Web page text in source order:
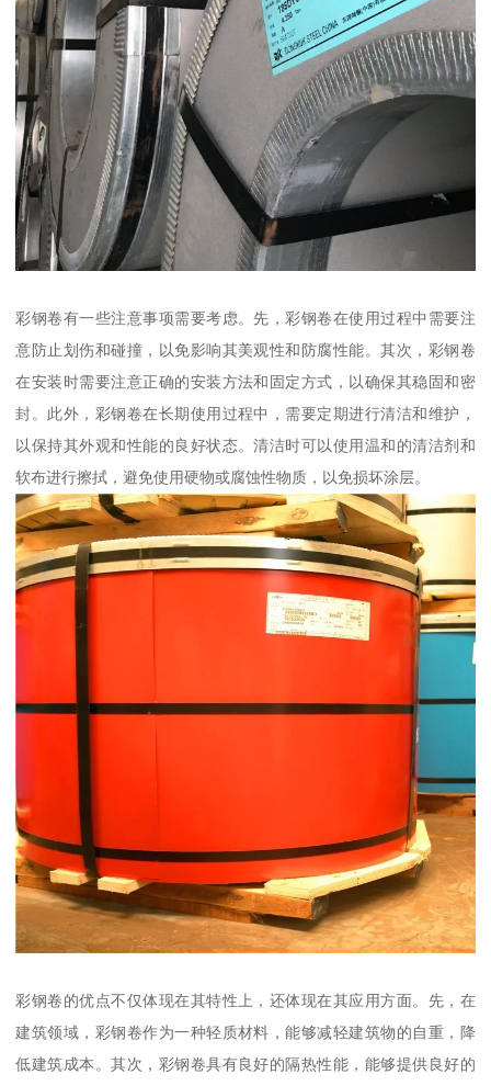
彩钢卷有一些注意事项需要考虑。先，彩钢卷在使用过程中需要注
意防止划伤和碰撞，以免影响其美观性和防腐性能。其次，彩钢卷
在安装时需要注意正确的安装方法和固定方式，以确保其稳固和密
封。此外，彩钢卷在长期使用过程中，需要定期进行清洁和维护，
以保持其外观和性能的良好状态。清洁时可以使用温和的清洁剂和
软布进行擦拭，避免使用硬物或腐蚀性物质，以免损坏涂层。
彩钢卷的优点不仅体现在其特性上，还体现在其应用方面。先，在
建筑领域，彩钢卷作为一种轻质材料，能够减轻建筑物的自重，降
低建筑成本。其次，彩钢卷具有良好的隔热性能，能够提供良好的